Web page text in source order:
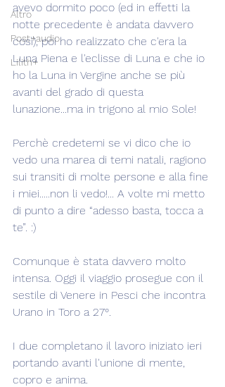
Altro
Post+audio
Lilith+
avevo dormito poco (ed in effetti la
notte precedente è andata davvero
così), poi ho realizzato che c'era la
Luna Piena e l'eclisse di Luna e che io
ho la Luna in Vergine anche se più
avanti del grado di questa
lunazione...ma in trigono al mio Sole!
Perchè credetemi se vi dico che io
vedo una marea di temi natali, ragiono
sui transiti di molte persone e alla fine
i miei.....non li vedo!... A volte mi metto
di punto a dire “adesso basta, tocca a
te”. :)
Comunque è stata davvero molto
intensa. Oggi il viaggio prosegue con il
sestile di Venere in Pesci che incontra
Urano in Toro a 27°.
I due completano il lavoro iniziato ieri
portando avanti l'unione di mente,
copro e anima.